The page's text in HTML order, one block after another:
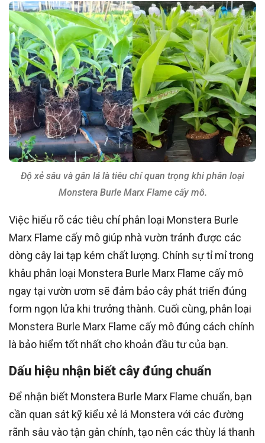
Độ xẻ sâu và gân lá là tiêu chí quan trọng khi phân loại
Monstera Burle Marx Flame cấy mô.
Việc hiểu rõ các tiêu chí phân loại Monstera Burle
Marx Flame cấy mô giúp nhà vườn tránh được các
dòng cây lai tạp kém chất lượng. Chính sự tỉ mỉ trong
khâu phân loại Monstera Burle Marx Flame cấy mô
ngay tại vườn ươm sẽ đảm bảo cây phát triển đúng
form ngọn lửa khi trưởng thành. Cuối cùng, phân loại
Monstera Burle Marx Flame cấy mô đúng cách chính
là bảo hiểm tốt nhất cho khoản đầu tư của bạn.
Dấu hiệu nhận biết cây đúng chuẩn
Để nhận biết Monstera Burle Marx Flame chuẩn, bạn
cần quan sát kỹ kiểu xẻ lá Monstera với các đường
rãnh sâu vào tận gân chính, tạo nên các thùy lá thanh